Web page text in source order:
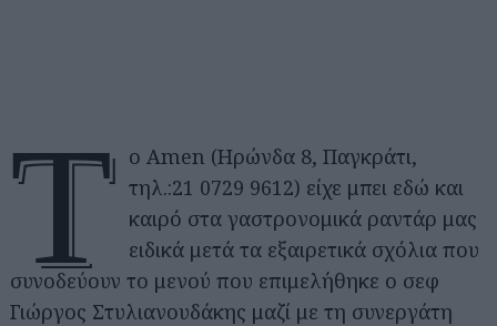
T
o Amen (Ηρώνδα 8, Παγκράτι,
τηλ.:21 0729 9612) είχε μπει εδώ και
καιρό στα γαστρονομικά ραντάρ μας
ειδικά μετά τα εξαιρετικά σχόλια που
συνοδεύουν το μενού που επιμελήθηκε ο σεφ
Γιώργος Στυλιανουδάκης μαζί με τη συνεργάτη